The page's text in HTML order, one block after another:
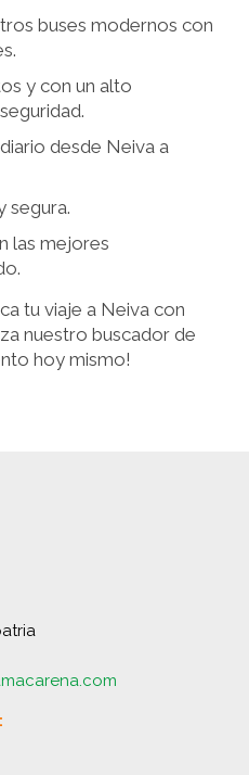
buses modernos con
y con un alto
desde Neiva a
segura.
las mejores
tu viaje a Neiva con
nuestro buscador de
hoy mismo!